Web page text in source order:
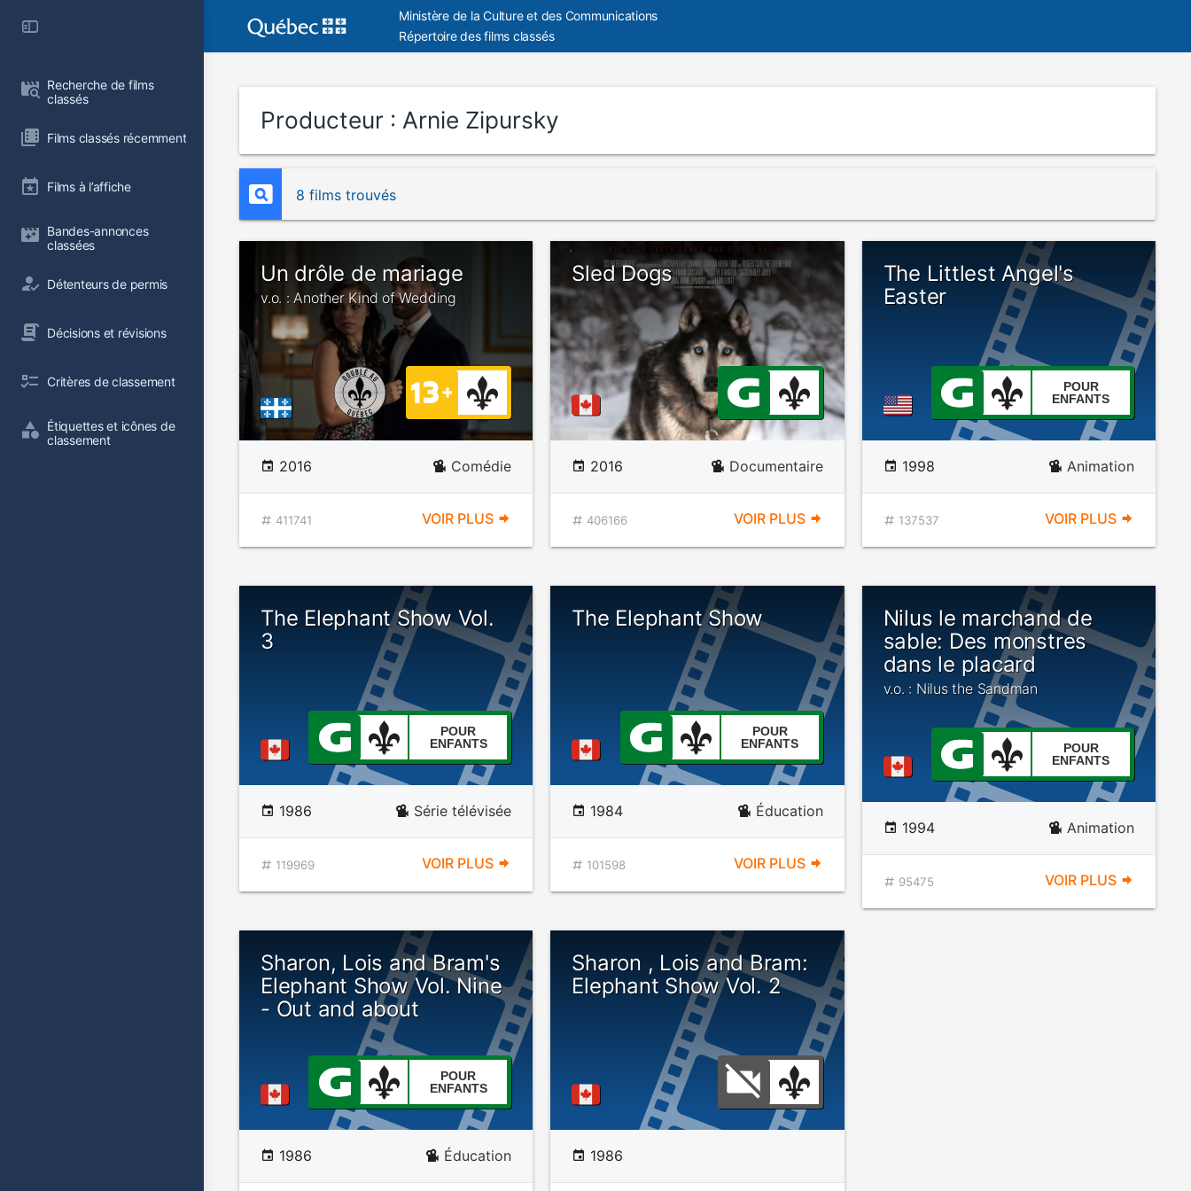
Recherche de films
classés
Films classés récemment
Films à l’affiche
Bandes-annonces
classées
Détenteurs de permis
Décisions et révisions
Critères de classement
Étiquettes et icônes de
classement
Ministère de la Culture et des Communications
Répertoire des films classés
Producteur : Arnie Zipursky
8 films trouvés
Un drôle de mariage
v.o. : Another Kind of Wedding
2016 Comédie
411741 VOIR PLUS
Sled Dogs
2016 Documentaire
406166 VOIR PLUS
The Littlest Angel's
Easter
POUR
ENFANTS
1998 Animation
137537 VOIR PLUS
The Elephant Show Vol.
3
POUR
ENFANTS
1986 Série télévisée
119969 VOIR PLUS
The Elephant Show
POUR
ENFANTS
1984 Éducation
101598 VOIR PLUS
Nilus le marchand de
sable: Des monstres
dans le placard
v.o. : Nilus the Sandman
POUR
ENFANTS
1994 Animation
95475 VOIR PLUS
Sharon, Lois and Bram's
Elephant Show Vol. Nine
- Out and about
POUR
ENFANTS
1986 Éducation
Sharon , Lois and Bram:
Elephant Show Vol. 2
1986